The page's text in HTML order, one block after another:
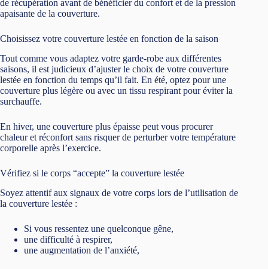
de récupération avant de bénéficier du confort et de la pression
apaisante de la couverture.
Choisissez votre couverture lestée en fonction de la saison
Tout comme vous adaptez votre garde-robe aux différentes
saisons, il est judicieux d’ajuster le choix de votre couverture
lestée en fonction du temps qu’il fait. En été, optez pour une
couverture plus légère ou avec un tissu respirant pour éviter la
surchauffe.
En hiver, une couverture plus épaisse peut vous procurer
chaleur et réconfort sans risquer de perturber votre température
corporelle après l’exercice.
Vérifiez si le corps “accepte” la couverture lestée
Soyez attentif aux signaux de votre corps lors de l’utilisation de
la couverture lestée :
Si vous ressentez une quelconque gêne,
une difficulté à respirer,
une augmentation de l’anxiété,